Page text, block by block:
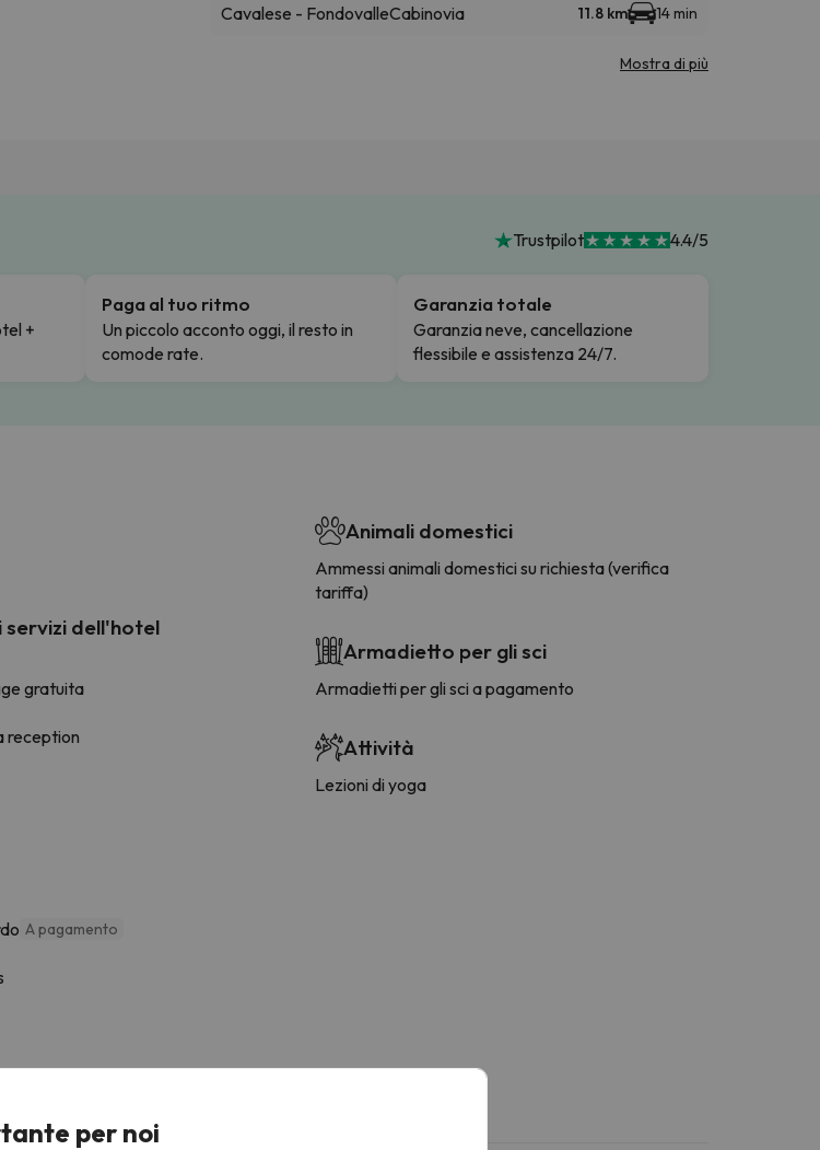
Cavalese - FondovalleCabinovia 11.8 km 14 min
Mostra di più
Trustpilot 4.4/5
+
Paga al tuo ritmo
Un piccolo acconto oggi, il resto in
comode rate.
Garanzia totale
Garanzia neve, cancellazione
flessibile e assistenza 24/7.
servizi dell'hotel
gratuita
reception
A pagamento
Animali domestici
Ammessi animali domestici su richiesta (verifica
tariffa)
Armadietto per gli sci
Armadietti per gli sci a pagamento
Attività
Lezioni di yoga
per noi